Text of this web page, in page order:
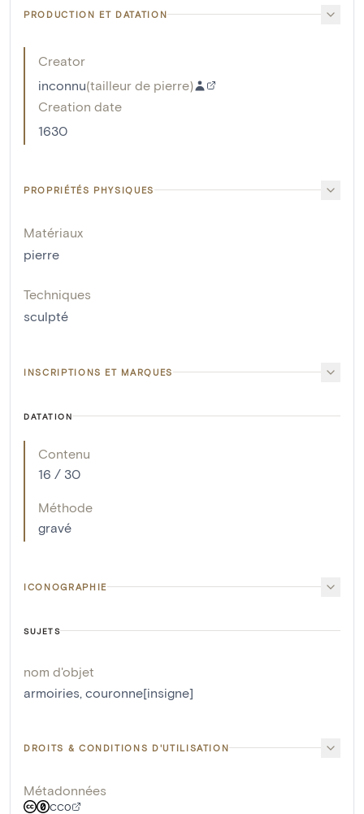
PRODUCTION ET DATATION
Creator
inconnu(tailleur de pierre)
Creation date
1630
PROPRIÉTÉS PHYSIQUES
Matériaux
pierre
Techniques
sculpté
INSCRIPTIONS ET MARQUES
DATATION
Contenu
16 / 30
Méthode
gravé
ICONOGRAPHIE
SUJETS
nom d'objet
armoiries couronne[insigne]
DROITS & CONDITIONS D'UTILISATION
Métadonnées
CC0